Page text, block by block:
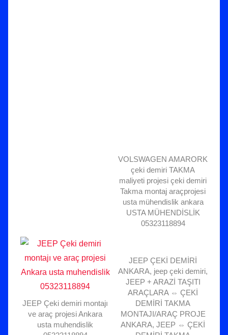
VOLSWAGEN AMARORK
çeki demiri TAKMA
maliyeti projesi çeki demiri
Takma montaj araçprojesi
usta mühendislik ankara
USTA MÜHENDİSLİK
05323118894
JEEP Çeki demiri montajı
ve araç projesi Ankara
usta muhendislik
JEEP ÇEKİ DEMİRİ
ANKARA, jeep çeki demiri,
JEEP + ARAZİ TAŞITI
ARAÇLARA ⇔ ÇEKİ
DEMİRİ TAKMA
MONTAJI/ARAÇ PROJE
ANKARA, JEEP ⇔ ÇEKİ